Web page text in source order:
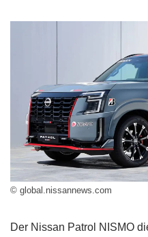
© global.nissannews.com
Der Nissan Patrol NISMO